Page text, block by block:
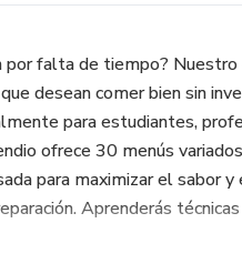
por falta de tiempo?
desean comer bien sin
para estudiantes,
ofrece 30 menús
para maximizar el sabor
Aprenderás